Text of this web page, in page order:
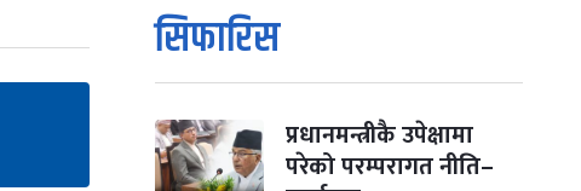
१
आइत
कार्तिक सङ्क्रान्ति
कार्तिक १, २०८३
मंगल कार्तिक ३, २०८३-Oct 20, 2026
सिफारिस
प्रधानमन्त्रीकै उपेक्षामा
परेको परम्परागत नीति–